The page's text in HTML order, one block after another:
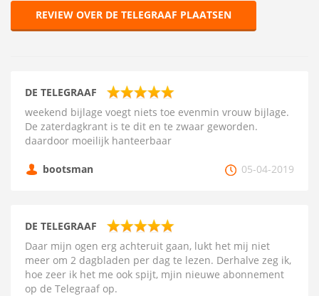
REVIEW OVER DE TELEGRAAF PLAATSEN
DE TELEGRAAF
weekend bijlage voegt niets toe evenmin vrouw bijlage.
De zaterdagkrant is te dit en te zwaar geworden.
daardoor moeilijk hanteerbaar
bootsman 05-04-2019
DE TELEGRAAF
Daar mijn ogen erg achteruit gaan, lukt het mij niet
meer om 2 dagbladen per dag te lezen. Derhalve zeg ik,
hoe zeer ik het me ook spijt, mjin nieuwe abonnement
op de Telegraaf op.